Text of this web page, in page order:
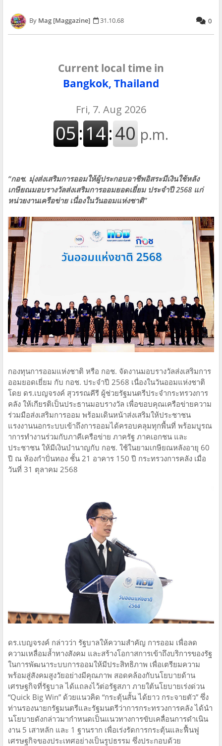
Mag [Maggazine] 31.10.68 0
Current local time in
Bangkok, Thailand
“กอช. มุ่งส่งเสริมการออมให้ผู้ประกอบอาชีพอิสระมีเงินใช้หลัง
เกษียณมอบรางวัลส่งเสริมการออมยอดเยี่ยม ประจำปี 2568 แก่
หน่วยงานเครือข่าย เนื่องในวันออมแห่งชาติ”
กองทุนการออมแห่งชาติ หรือ กอช. จัดงานมอบรางวัลส่งเสริมการ
ออมยอดเยี่ยม กับ กอช. ประจำปี 2568 เนื่องในวันออมแห่งชาติ
โดย ดร.เบญจรงค์ สุวรรณคีรี ผู้ช่วยรัฐมนตรีประจำกระทรวงการ
คลัง ให้เกียรติเป็นประธานมอบรางวัล เพื่อขอบคุณเครือข่ายความ
ร่วมมือส่งเสริมการออม พร้อมเดินหน้าส่งเสริมให้ประชาชน
แรงงานนอกระบบเข้าถึงการออมได้ครอบคลุมทุกพื้นที่ พร้อมบูรณ
าการทำงานร่วมกับภาคีเครือข่าย ภาครัฐ ภาคเอกชน และ
ประชาชน ให้มีเงินบำนาญกับ กอช. ใช้ในยามเกษียณหลังอายุ 60
ปี ณ ห้องกำปั่นทอง ชั้น 21 อาคาร 150 ปี กระทรวงการคลัง เมื่อ
วันที่ 31 ตุลาคม 2568
ดร.เบญจรงค์ กล่าวว่า รัฐบาลให้ความสำคัญ การออม เพื่อลด
ความเหลื่อมล้ำทางสังคม และสร้างโอกาสการเข้าถึงบริการของรัฐ
ในการพัฒนาระบบการออมให้มีประสิทธิภาพ เพื่อเตรียมความ
พร้อมสู่สังคมสูงวัยอย่างมีคุณภาพ สอดคล้องกับนโยบายด้าน
เศรษฐกิจที่รัฐบาล ได้แถลงไว้ต่อรัฐสภา ภายใต้นโยบายเร่งด่วน
“Quick Big Win” ด้วยแนวคิด “กระตุ้นสั้น ได้ยาว กระจายตัว” ซึ่ง
ท่านรองนายกรัฐมนตรีและรัฐมนตรีว่าการกระทรวงการคลัง ได้นำ
นโยบายดังกล่าวมากำหนดเป็นแนวทางการขับเคลื่อนการดำเนิน
งาน 5 เสาหลัก และ 1 ฐานราก เพื่อเร่งรัดการกระตุ้นและฟื้นฟู
เศรษฐกิจของประเทศอย่างเป็นรูปธรรม ซึ่งประกอบด้วย